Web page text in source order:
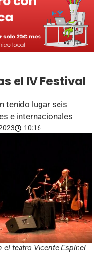
el IV Festival
tenido lugar seis
e internacionales
10:16
el teatro Vicente Espinel